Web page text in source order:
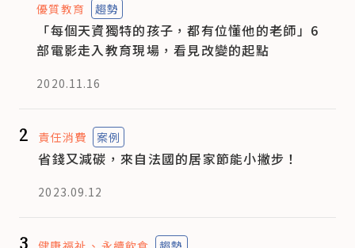
優質教育 趨勢
「每個天資獨特的孩子，都有位懂他的老師」6
部電影走入教育現場，看見改變的起點
2020.11.16
2 責任消費 案例
省錢又減碳，來自法國的居家節能小撇步！
2023.09.12
3